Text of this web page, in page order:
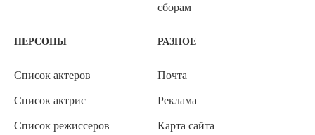
сборам
ПЕРСОНЫ
Список актеров
Список актрис
Список режиссеров
РАЗНОЕ
Почта
Реклама
Карта сайта